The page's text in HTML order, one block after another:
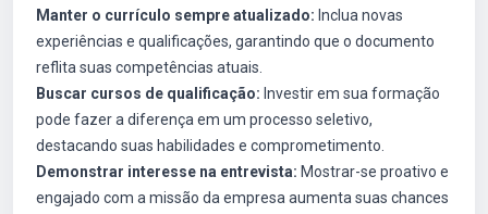
Manter o currículo sempre atualizado: Inclua novas
experiências e qualificações, garantindo que o documento
reflita suas competências atuais.
Buscar cursos de qualificação: Investir em sua formação
pode fazer a diferença em um processo seletivo,
destacando suas habilidades e comprometimento.
Demonstrar interesse na entrevista: Mostrar-se proativo e
engajado com a missão da empresa aumenta suas chances